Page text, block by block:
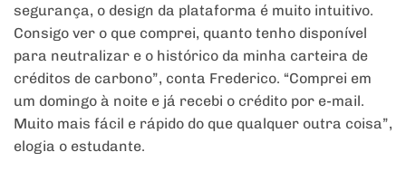
segurança, o design da plataforma é muito intuitivo.
Consigo ver o que comprei, quanto tenho disponível
para neutralizar e o histórico da minha carteira de
créditos de carbono”, conta Frederico. “Comprei em
um domingo à noite e já recebi o crédito por e-mail.
Muito mais fácil e rápido do que qualquer outra coisa”,
elogia o estudante.